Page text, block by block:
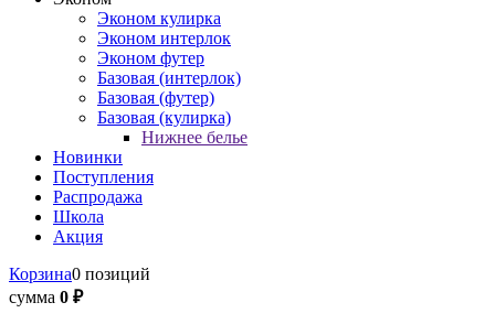
Эконом кулирка
Эконом интерлок
Эконом футер
Базовая (интерлок)
Базовая (футер)
Базовая (кулирка)
Нижнее белье
Новинки
Поступления
Распродажа
Школа
Акция
Корзина0 позиций
сумма 0 ₽